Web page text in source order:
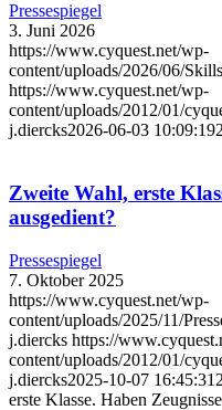
Pressespiegel
3. Juni 2026
https://www.cyquest.net/wp-
content/uploads/2026/06/
https://www.cyquest.net/wp-
content/uploads/2012/01/
j.diercks2026-06-03 10:09:19
Zweite Wahl, erste
ausgedient?
Pressespiegel
7. Oktober 2025
https://www.cyquest.net/wp-
content/uploads/2025/11/
j.diercks https://
content/uploads/2012/01/
j.diercks2025-10-07 16:45:31
erste Klasse. Haben